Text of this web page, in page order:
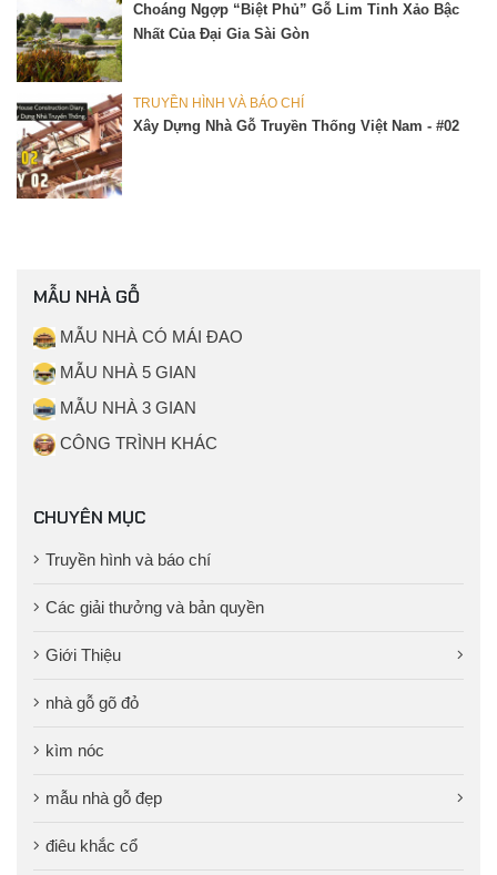
Choáng Ngợp “biệt Phủ” Gỗ Lim Tinh Xảo Bậc
Nhất Của Đại Gia Sài Gòn
TRUYỀN HÌNH VÀ BÁO CHÍ
Xây Dựng Nhà Gỗ Truyền Thống Việt Nam - #02
MẪU NHÀ GỖ
MẪU NHÀ CÓ MÁI ĐAO
MẪU NHÀ 5 GIAN
MẪU NHÀ 3 GIAN
CÔNG TRÌNH KHÁC
CHUYÊN MỤC
Truyền hình và báo chí
Các giải thưởng và bản quyền
Giới Thiệu
nhà gỗ gõ đỏ
kìm nóc
mẫu nhà gỗ đẹp
điêu khắc cổ